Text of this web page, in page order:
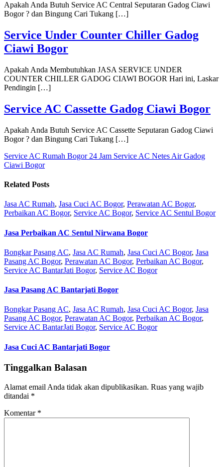
Apakah Anda Butuh Service AC Central Seputaran Gadog Ciawi
Bogor ? dan Bingung Cari Tukang […]
Service Under Counter Chiller Gadog
Ciawi Bogor
Apakah Anda Membutuhkan JASA SERVICE UNDER
COUNTER CHILLER GADOG CIAWI BOGOR Hari ini, Laskar
Pendingin […]
Service AC Cassette Gadog Ciawi Bogor
Apakah Anda Butuh Service AC Cassette Seputaran Gadog Ciawi
Bogor ? dan Bingung Cari Tukang […]
Service AC Rumah Bogor 24 Jam Service AC Netes Air Gadog
Ciawi Bogor
Related Posts
Jasa AC Rumah, Jasa Cuci AC Bogor, Perawatan AC Bogor,
Perbaikan AC Bogor, Service AC Bogor, Service AC Sentul Bogor
Jasa Perbaikan AC Sentul Nirwana Bogor
Bongkar Pasang AC, Jasa AC Rumah, Jasa Cuci AC Bogor, Jasa
Pasang AC Bogor, Perawatan AC Bogor, Perbaikan AC Bogor,
Service AC BantarJati Bogor, Service AC Bogor
Jasa Pasang AC Bantarjati Bogor
Bongkar Pasang AC, Jasa AC Rumah, Jasa Cuci AC Bogor, Jasa
Pasang AC Bogor, Perawatan AC Bogor, Perbaikan AC Bogor,
Service AC BantarJati Bogor, Service AC Bogor
Jasa Cuci AC Bantarjati Bogor
Tinggalkan Balasan
Alamat email Anda tidak akan dipublikasikan. Ruas yang wajib
ditandai *
Komentar *